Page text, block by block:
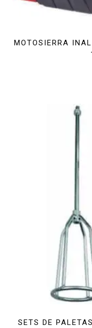
MOTOSIERRA
SETS DE